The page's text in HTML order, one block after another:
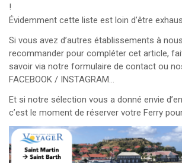
!
Évidemment cette liste est loin d’être
Si vous avez d’autres établissements à nous
recommander pour compléter cet article,
savoir via notre formulaire de contact ou
FACEBOOK / INSTAGRAM…
Et si notre sélection vous a donné envie
c’est le moment de réserver votre Ferry